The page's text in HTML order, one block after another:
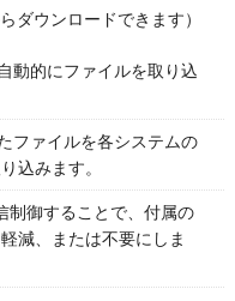
ダウンロードできます）
動的にファイルを取り込
ファイルを各システムの
込みます。
制御することで、付属の
減、または不要にしま